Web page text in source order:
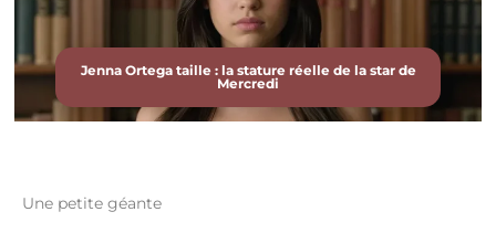
Jenna Ortega taille : la stature réelle de la star de
Mercredi
Une petite géante